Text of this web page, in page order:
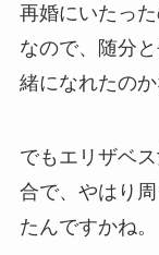
再婚にいたっ
なので、随分
緒になれたのか
でもエリザベ
合で、やはり
たんですかね。